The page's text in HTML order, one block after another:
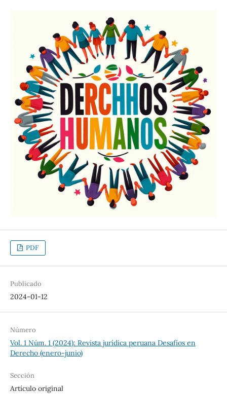
PDF
Publicado
2024-01-12
Número
Vol. 1 Núm. 1 (2024): Revista jurídica peruana Desafíos en
Derecho (enero-junio)
Sección
Artículo original